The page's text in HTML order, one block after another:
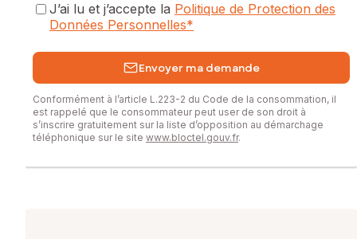
J’ai lu et j’accepte la Politique de Protection des
Données Personnelles*
Envoyer ma demande
Conformément à l’article L.223-2 du Code de la consommation, il
est rappelé que le consommateur peut user de son droit à
s’inscrire gratuitement sur la liste d’opposition au démarchage
téléphonique sur le site www.bloctel.gouv.fr.